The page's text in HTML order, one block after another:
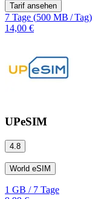
Tarif ansehen
7 Tage (500 MB /Tag)
14,00 €
UPeSIM
4.8
World eSIM
1 GB /7 Tage